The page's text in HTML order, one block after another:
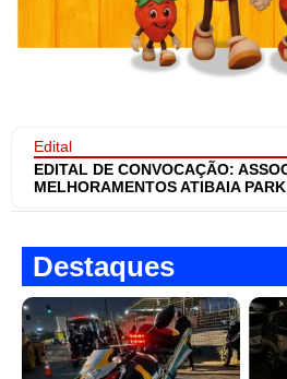
Edital
EDITAL DE CONVOCAÇÃO:
MELHORAMENTOS ATIBAIA
Destaques